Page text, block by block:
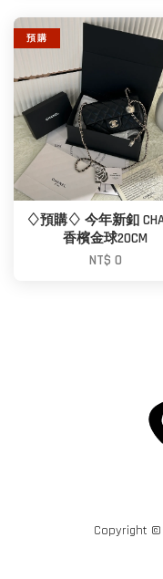
預 購
♢預購♢ 今年新釦
香檳金球20CM
NT$ 0
Copyright ©